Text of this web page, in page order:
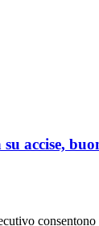
accise,